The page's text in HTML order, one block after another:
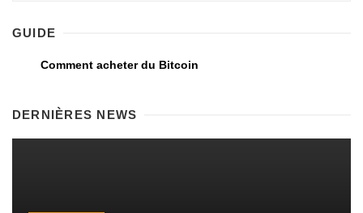
GUIDE
Comment acheter du Bitcoin
DERNIÈRES NEWS